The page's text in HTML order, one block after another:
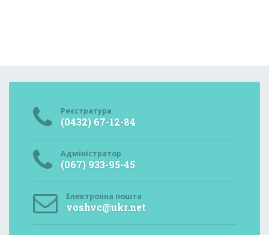
Реєстратура
(0432) 67-12-84
Адміністратор
(067) 933-95-45
Електронна пошта
voshvc@ukr.net